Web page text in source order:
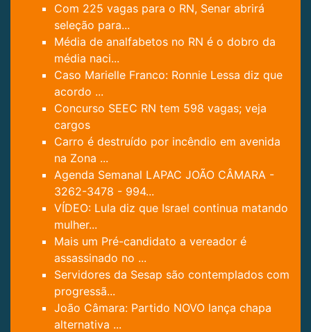
Com 225 vagas para o RN, Senar abrirá
seleção para...
Média de analfabetos no RN é o dobro da
média naci...
Caso Marielle Franco: Ronnie Lessa diz que
acordo ...
Concurso SEEC RN tem 598 vagas; veja
cargos
Carro é destruído por incêndio em avenida
na Zona ...
Agenda Semanal LAPAC JOÃO CÂMARA -
3262-3478 - 994...
VÍDEO: Lula diz que Israel continua matando
mulher...
Mais um Pré-candidato a vereador é
assassinado no ...
Servidores da Sesap são contemplados com
progressã...
João Câmara: Partido NOVO lança chapa
alternativa ...